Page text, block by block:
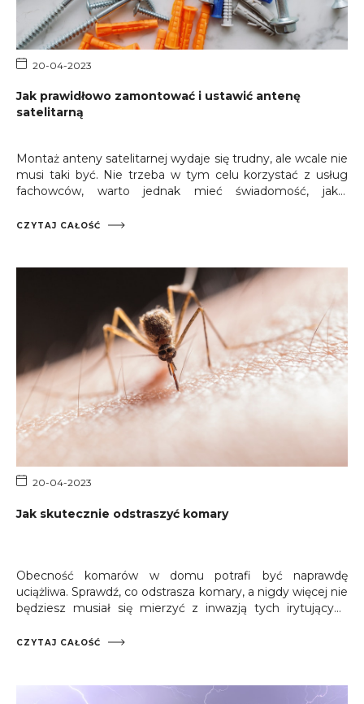
20-04-2023
Jak prawidłowo zamontować i ustawić antenę
satelitarną
Montaż anteny satelitarnej wydaje się trudny, ale wcale nie
musi taki być. Nie trzeba w tym celu korzystać z usług
fachowców, warto jednak mieć świadomość, jakie
samemu. Przeczytaj aby dowiedzieć się jak samodzielnie
CZYTAJ CAŁOŚĆ
20-04-2023
Jak skutecznie odstraszyć komary
Obecność komarów w domu potrafi być naprawdę
uciążliwa. Sprawdź, co odstrasza komary, a nigdy więcej nie
będziesz musiał się mierzyć z inwazją tych irytujących
CZYTAJ CAŁOŚĆ